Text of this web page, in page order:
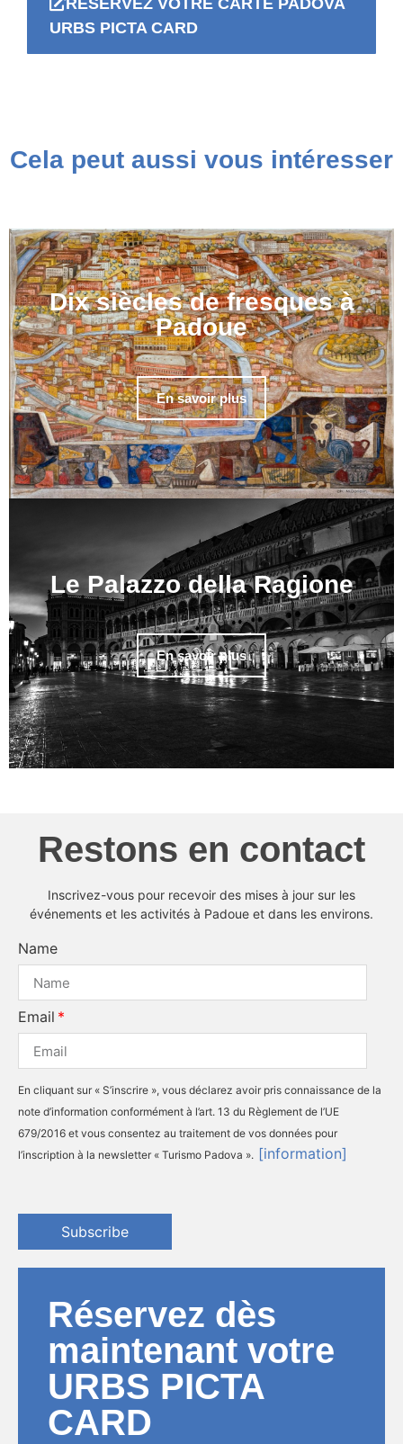
URBS PICTA CARD
Cela peut aussi vous intéresser
Dix siècles de fresques à
Padoue
En savoir plus
Le Palazzo della Ragione
En savoir plus
Restons en contact
Inscrivez-vous pour recevoir des mises à jour sur les
événements et les activités à Padoue et dans les environs.
Name
Email
En cliquant sur « S’inscrire », vous déclarez avoir pris connaissance de la
note d’information conformément à l’art. 13 du Règlement de l’UE
679/2016 et vous consentez au traitement de vos données pour
l’inscription à la newsletter « Turismo Padova ». [information]
Subscribe
Réservez dès
maintenant votre
URBS PICTA
CARD